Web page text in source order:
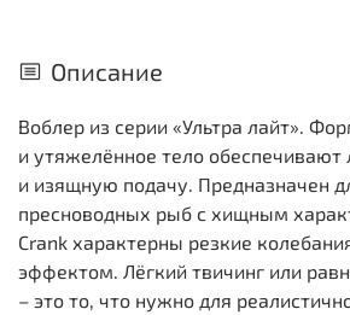
Описание
Воблер из серии «Ультра лайт».
и утяжелённое тело обеспечивают
и изящную подачу. Предназначен
пресноводных рыб с хищным
Crank характерны резкие
эффектом. Лёгкий твичинг или
– это то, что нужно для